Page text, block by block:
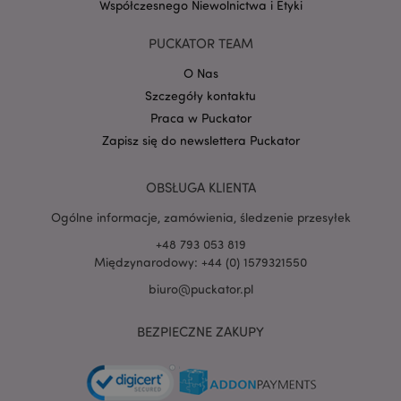
Współczesnego Niewolnictwa i Etyki
PUCKATOR TEAM
O Nas
Szczegóły kontaktu
Praca w Puckator
Zapisz się do newslettera Puckator
OBSŁUGA KLIENTA
Ogólne informacje, zamówienia, śledzenie przesyłek
+48 793 053 819
Międzynarodowy: +44 (0) 1579321550
biuro@puckator.pl
BEZPIECZNE ZAKUPY